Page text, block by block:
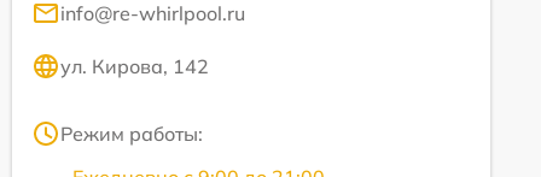
info@re-whirlpool.ru
ул. Кирова, 142
Режим работы: